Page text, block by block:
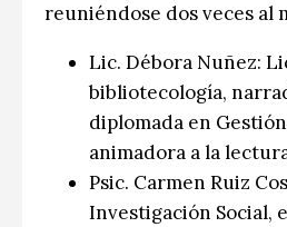
reuniéndose dos veces al
Lic. Débora Nuñez:
bibliotecología,
diplomada en
animadora a la
Psic. Carmen Ruiz
Investigación Social,